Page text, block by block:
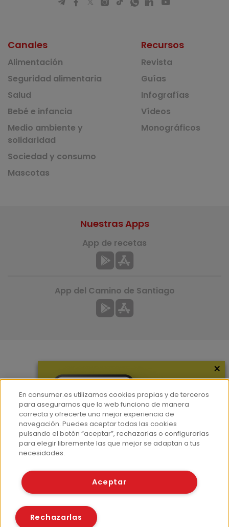
Canales
Alimentación
Seguridad alimentaria
Salud
Bebé e infancia
Medio ambiente y
solidaridad
Sociedad y consumo
Mascotas
Recursos
Revista
Guías
Infografías
Vídeos
Monográficos
Hemeroteca
Contacto
Prensa
Corpus Lingüístico Consumer
Nuestras Apps
App de recetas
App del Camino de Santiago
© Fundación EROSKI
Políticas de cookies
×
En consumer.es utilizamos cookies propias y de terceros
para asegurarnos que la web funciona de manera
correcta y ofrecerte una mejor experiencia de
navegación. Puedes aceptar todas las cookies
pulsando el botón “aceptar”, rechazarlas o configurarlas
para elegir libremente las que mejor se adaptan a tus
necesidades.
Aceptar
Rechazarlas